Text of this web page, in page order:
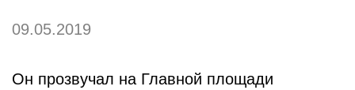
09.05.2019
Он прозвучал на Главной площади